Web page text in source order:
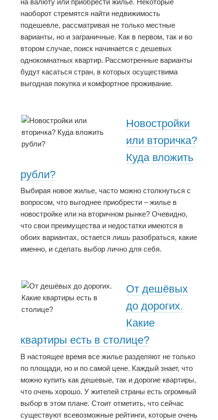
на валюту или приобрести жилье. Некоторые
наоборот стремятся найти недвижимость
подешевле, рассматривая не только местные
варианты, но и заграничные. Как в первом, так и во
втором случае, поиск начинается с дешевых
однокомнатных квартир. Рассмотренные варианты
будут касаться стран, в которых осуществима
выгодная покупка и комфортное проживание.
Новостройки
или вторичка?
Куда вложить
рубли?
Выбирая новое жилье, часто можно столкнуться с
вопросом, что выгоднее приобрести – жилье в
новостройке или на вторичном рынке? Очевидно,
что свои преимущества и недостатки имеются в
обоих вариантах, остается лишь разобраться, какие
именно, и сделать выбор лично для себя.
От дешёвых
до дорогих.
Какие
квартиры есть в столице?
В настоящее время все жилье разделяют не только
по площади, но и по самой цене. Каждый знает, что
можно купить как дешевые, так и дорогие квартиры,
что очень хорошо. У жителей страны есть огромный
выбор в этом плане. Стоит отметить, что сейчас
существуют всевозможные рейтинги, которые очень